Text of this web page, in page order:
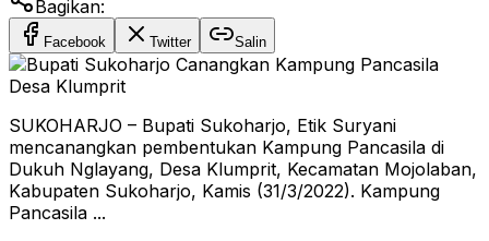
Bagikan:
Facebook Twitter Salin
SUKOHARJO – Bupati Sukoharjo, Etik Suryani
mencanangkan pembentukan Kampung Pancasila di
Dukuh Nglayang, Desa Klumprit, Kecamatan Mojolaban,
Kabupaten Sukoharjo, Kamis (31/3/2022). Kampung
Pancasila ...